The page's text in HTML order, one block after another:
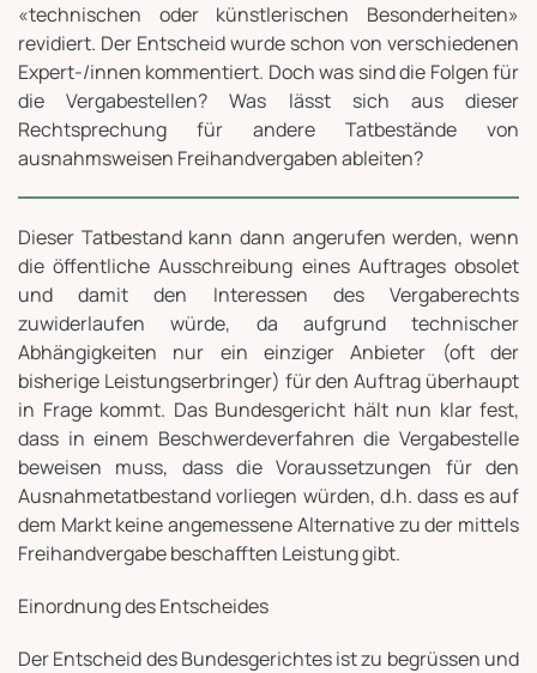
«technischen oder künstlerischen Besonderheiten»
revidiert. Der Entscheid wurde schon von verschiedenen
Expert-/innen kommentiert. Doch was sind die Folgen für
die Vergabestellen? Was lässt sich aus dieser
Rechtsprechung für andere Tatbestände von
ausnahmsweisen Freihandvergaben ableiten?
Dieser Tatbestand kann dann angerufen werden, wenn
die öffentliche Ausschreibung eines Auftrages obsolet
und damit den Interessen des Vergaberechts
zuwiderlaufen würde, da aufgrund technischer
Abhängigkeiten nur ein einziger Anbieter (oft der
bisherige Leistungserbringer) für den Auftrag überhaupt
in Frage kommt. Das Bundesgericht hält nun klar fest,
dass in einem Beschwerdeverfahren die Vergabestelle
beweisen muss, dass die Voraussetzungen für den
Ausnahmetatbestand vorliegen würden, d.h. dass es auf
dem Markt keine angemessene Alternative zu der mittels
Freihandvergabe beschafften Leistung gibt.
Einordnung des Entscheides
Der Entscheid des Bundesgerichtes ist zu begrüssen und